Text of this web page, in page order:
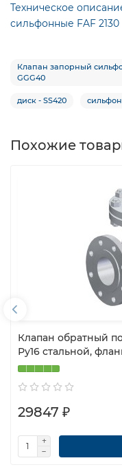
Техническое
сильфонные FAF 2130
Клапан запорный
GGG40
диск - SS420 сильфон
Похожие
Клапан обратный
Ру16 стальной,
29847 ₽